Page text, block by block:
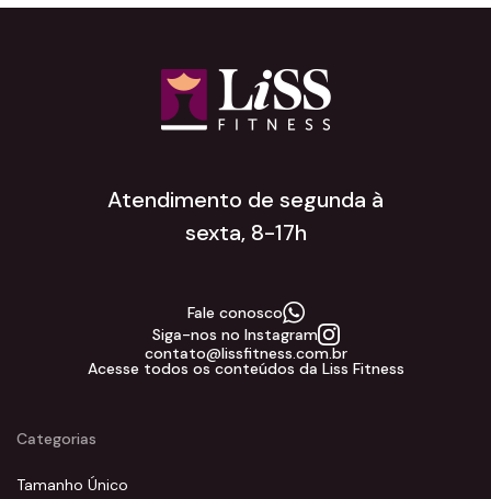
Atendimento de segunda à
sexta, 8-17h
Fale conosco
Siga-nos no Instagram
contato@lissfitness.com.br
Acesse todos os conteúdos da Liss Fitness
Categorias
Tamanho Único